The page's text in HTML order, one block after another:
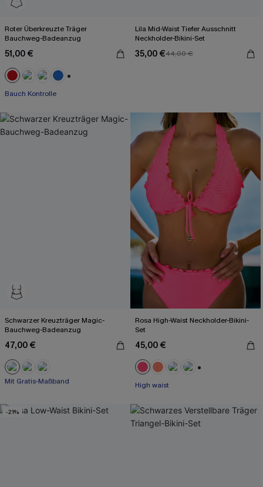
Roter Überkreuzte Träger
Bauchweg-Badeanzug
51,00 €
Bauch Kontrolle
Lila Mid-Waist Tiefer Ausschnitt
Neckholder-Bikini-Set
35,00 €44,00 €
Schwarzer Kreuzträger Magic-
Bauchweg-Badeanzug
47,00 €
Mit Gratis-Maßband
Starke Bauchkontrolle
Rosa High-Waist Neckholder-Bikini-
Set
45,00 €
High waist
-21%